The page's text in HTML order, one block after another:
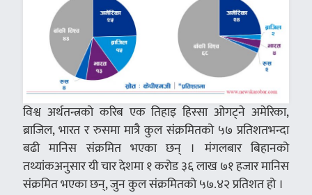
विश्व अर्थतन्त्रको करिब एक तिहाइ हिस्सा ओगट्ने अमेरिका,
ब्राजिल, भारत र रुसमा मात्रै कुल संक्रमितको ५७ प्रतिशतभन्दा
बढी मानिस संक्रमित भएका छन् । मंगलबार बिहानको
तथ्यांकअनुसार यी चार देशमा १ करोड ३६ लाख ७१ हजार मानिस
संक्रमित भएका छन्, जुन कुल संक्रमितको ५७.४२ प्रतिशत हो ।